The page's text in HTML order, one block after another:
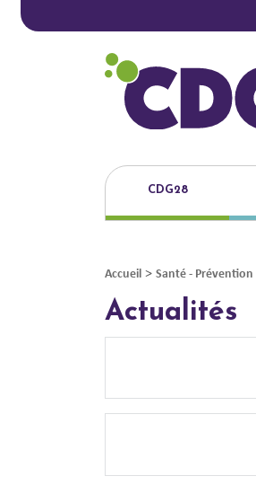
CDG28
Accueil > Santé - Prévention
Actualités